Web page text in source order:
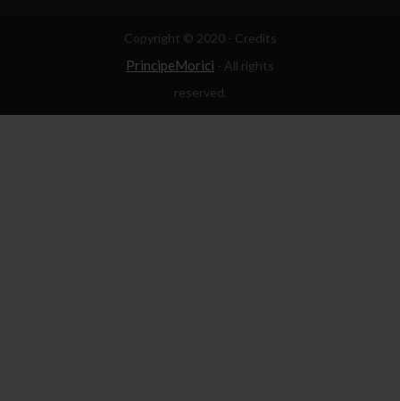
Copyright © 2020 - Credits
PrincipeMorici - All rights
reserved.